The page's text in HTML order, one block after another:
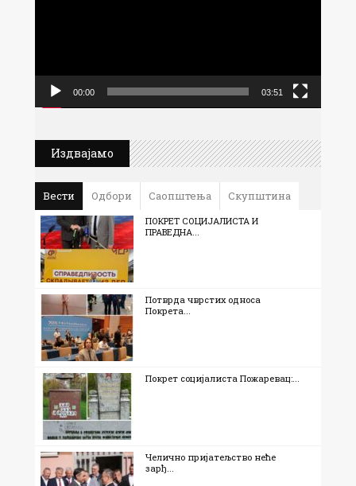
00:00 03:51
Издвајамо
Вести Одбори Саопштења Скупштина
ПОКРЕТ СОЦИЈАЛИСТА И
ПРАВЕДНА...
Потврда чврстих односа
Покрета...
Покрет социјалиста Пожаревац:...
Челично пријатељство неће
зарђ...